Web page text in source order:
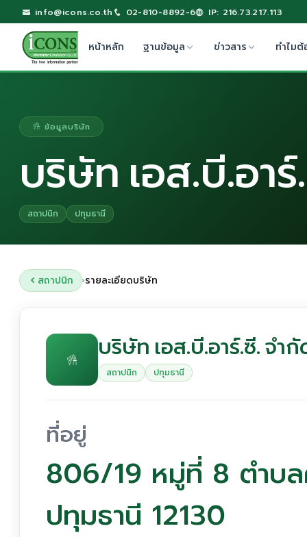
info@icons.co.th 02-810-8892-6 IP: 216.73.217.113
หน้าหลัก ฐานข้อมูล ข่าวสาร ทำไมต้
ข้อมูลบริษัท
บริษัท เอส.บี.อา
สถาปนิก ปทุมธานี
สถาปนิก ›รายละเอียดบริษัท
บริษัท เอส.บี.อาร์.ซี. จำ
สถาปนิก ปทุมธานี
ที่อยู่
806/19 หมู่ที่ 8 ตำบล
ปทุมธานี 12130